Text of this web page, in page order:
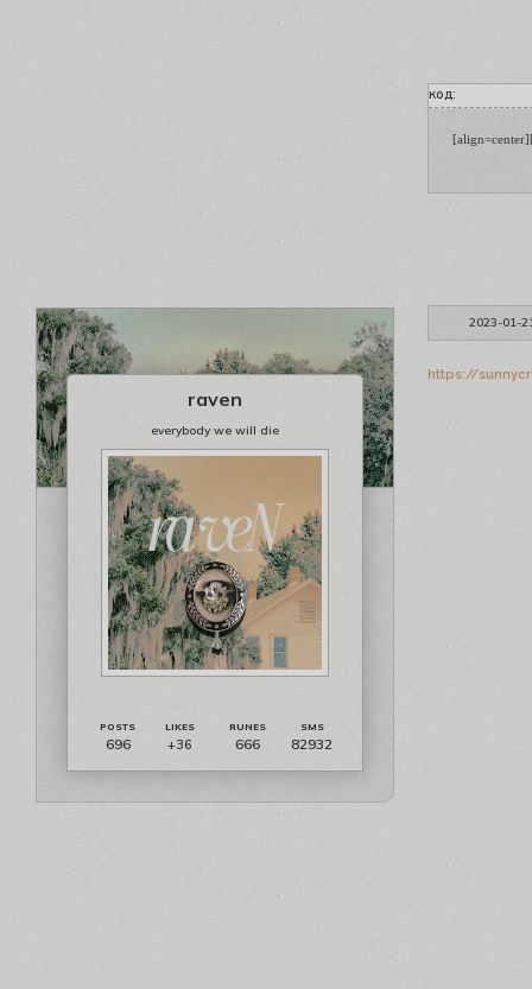
код:
2023-01-
raven
everybody we will die
696 +36 666 82932
https://